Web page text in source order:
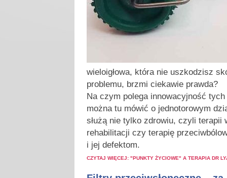
wieloigłowa, która nie uszkodzisz
problemu, brzmi ciekawie prawda?
Na czym polega innowacyjność
można tu mówić o jednotorowym
służą nie tylko zdrowiu, czyli terapii
rehabilitacji czy terapię
i jej defektom.
CZYTAJ WIĘCEJ: "PUNKTY ŻYCIOWE" A TERAPIA DR